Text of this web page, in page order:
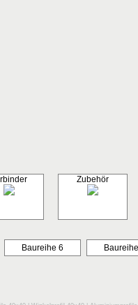
Zubehör
Baureihe 6